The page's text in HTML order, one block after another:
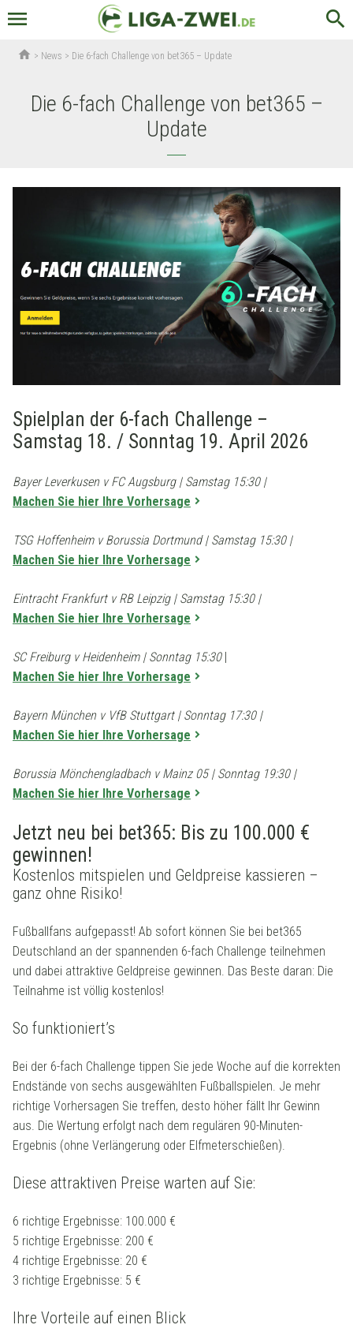
menu search
home > News > Die 6-fach Challenge von bet365 – Update
Die 6-fach Challenge von bet365 –
Update
Spielplan der 6-fach Challenge –
Samstag 18. / Sonntag 19. April 2026
Bayer Leverkusen v FC Augsburg | Samstag 15:30 |
Machen Sie hier Ihre Vorhersage
TSG Hoffenheim v Borussia Dortmund | Samstag 15:30 |
Machen Sie hier Ihre Vorhersage
Eintracht Frankfurt v RB Leipzig | Samstag 15:30 |
Machen Sie hier Ihre Vorhersage
SC Freiburg v Heidenheim | Sonntag 15:30 |
Machen Sie hier Ihre Vorhersage
Bayern München v VfB Stuttgart | Sonntag 17:30 |
Machen Sie hier Ihre Vorhersage
Borussia Mönchengladbach v Mainz 05 | Sonntag 19:30 |
Machen Sie hier Ihre Vorhersage
Jetzt neu bei bet365: Bis zu 100.000 €
gewinnen!
Kostenlos mitspielen und Geldpreise kassieren –
ganz ohne Risiko!
Fußballfans aufgepasst! Ab sofort können Sie bei bet365
Deutschland an der spannenden 6-fach Challenge teilnehmen
und dabei attraktive Geldpreise gewinnen. Das Beste daran: Die
Teilnahme ist völlig kostenlos!
So funktioniert’s
Bei der 6-fach Challenge tippen Sie jede Woche auf die korrekten
Endstände von sechs ausgewählten Fußballspielen. Je mehr
richtige Vorhersagen Sie treffen, desto höher fällt Ihr Gewinn
aus. Die Wertung erfolgt nach dem regulären 90-Minuten-
Ergebnis (ohne Verlängerung oder Elfmeterschießen).
Diese attraktiven Preise warten auf Sie:
6 richtige Ergebnisse: 100.000 €
5 richtige Ergebnisse: 200 €
4 richtige Ergebnisse: 20 €
3 richtige Ergebnisse: 5 €
Ihre Vorteile auf einen Blick